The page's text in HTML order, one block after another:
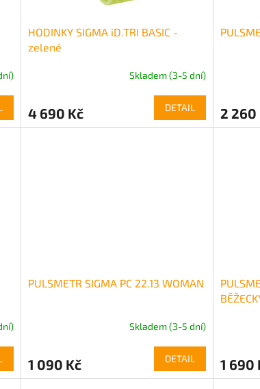
HODINKY SIGMA iD.TRI BASIC -
zelené
Skladem (3-5 dní)
4 690 Kč DETAIL 2 260
PULSMETR SIGMA PC 22.13 WOMAN
Skladem (3-5 dní)
1 090 Kč DETAIL 1 690